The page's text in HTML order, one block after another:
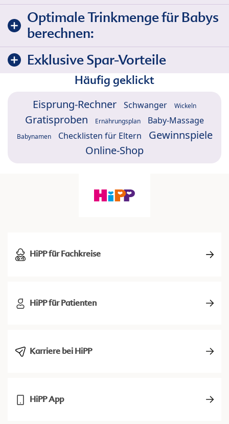
Optimale Trinkmenge für Babys
berechnen:
Exklusive Spar-Vorteile
Häufig geklickt
Eisprung-Rechner Schwanger Wickeln
Gratisproben Ernährungsplan Baby-Massage
Babynamen Checklisten für Eltern
Gewinnspiele
Online-Shop
HiPP für Fachkreise
HiPP für Patienten
Karriere bei HiPP
HiPP App